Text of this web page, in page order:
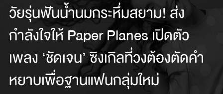
วัยรุ่นฟันน้ำนมกระหึ่มสยาม! ส่ง
กำลังใจให้ Paper Planes เปิดตัว
เพลง ‘ชัดเจน’ ซิงเกิลที่วงต้องตัดคำ
หยาบเพื่อฐานแฟนกลุ่มใหม่